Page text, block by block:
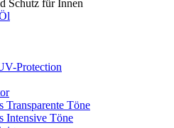
Schutz für Innen
Protection
Transparente Töne
Intensive Töne